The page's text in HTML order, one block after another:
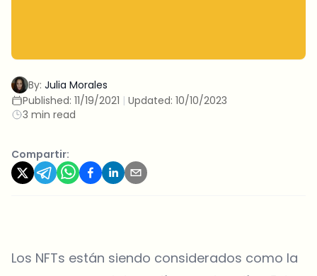
By: Julia Morales
Published: 11/19/2021 | Updated: 10/10/2023
3 min read
Compartir:
Los NFTs están siendo considerados como la